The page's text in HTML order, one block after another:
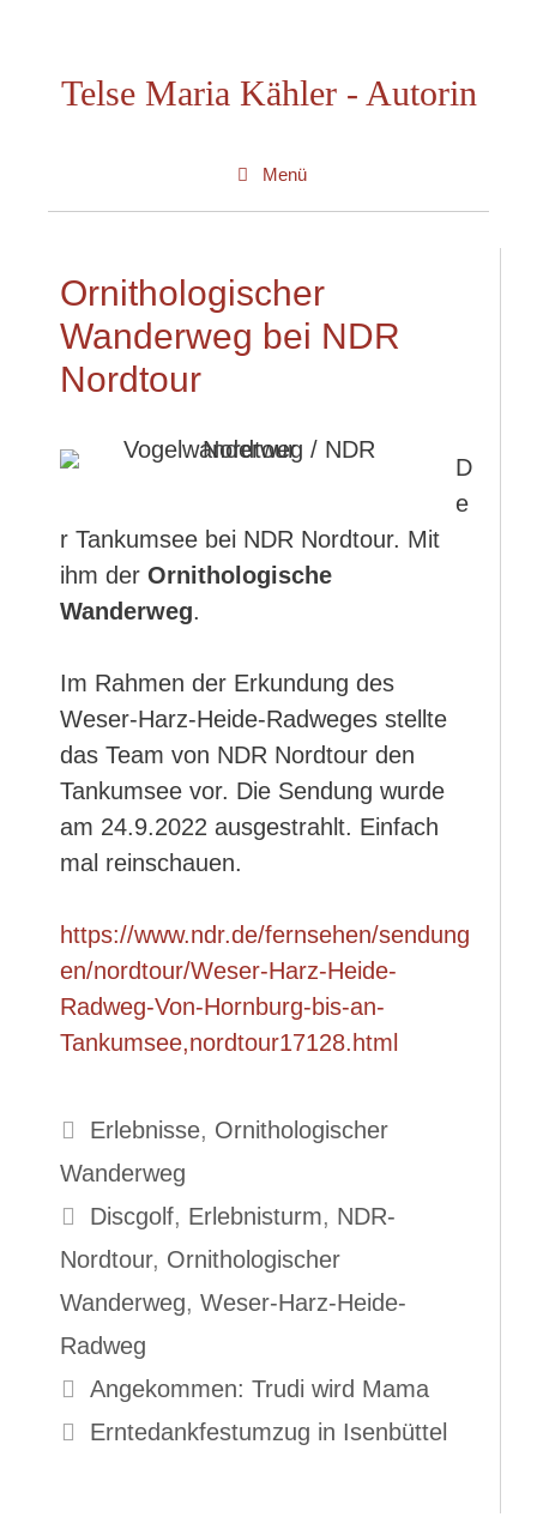
springenTelse Maria Kähler - Autorin
Menü
Ornithologischer
Wanderweg bei NDR
Nordtour
D
e
r Tankumsee bei NDR Nordtour. Mit
ihm der Ornithologische
Wanderweg.
Im Rahmen der Erkundung des
Weser-Harz-Heide-Radweges stellte
das Team von NDR Nordtour den
Tankumsee vor. Die Sendung wurde
am 24.9.2022 ausgestrahlt. Einfach
mal reinschauen.
https://www.ndr.de/fernsehen/sendung
en/nordtour/Weser-Harz-Heide-
Radweg-Von-Hornburg-bis-an-
Tankumsee,nordtour17128.html
Kategorien
Erlebnisse, Ornithologischer
Wanderweg
Schlagwörter
Discgolf, Erlebnisturm, NDR-
Nordtour, Ornithologischer
Wanderweg, Weser-Harz-Heide-
Radweg
Angekommen: Trudi wird Mama
Erntedankfestumzug in Isenbüttel